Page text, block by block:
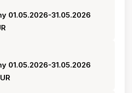
01.05.2026-31.05.2026
01.05.2026-31.05.2026